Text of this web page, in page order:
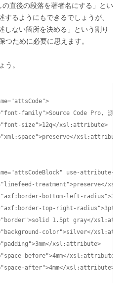
直後の段落を著者名にする」とい
るようにもできるでしょうが、
ない箇所を決める」という割り
ために必要に思えます。
。
family">Source Code Pro, 源ノ
size">12q</xsl:attribute>
xsl:attribute>
use-attribute-
treatment">preserve</
bottom-left-
top-right-
1.5pt gray</
color">silver</
xsl:attribute>
before">4mm</xsl:attribute>
after">4mm</xsl:attribute>